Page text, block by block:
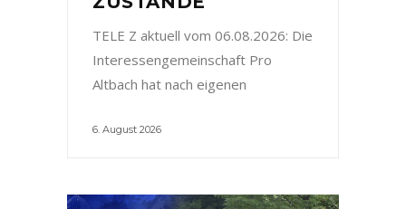
TELE Z aktuell vom 06.08.2026: Die
Interessengemeinschaft Pro
Altbach hat nach eigenen
6. August 2026